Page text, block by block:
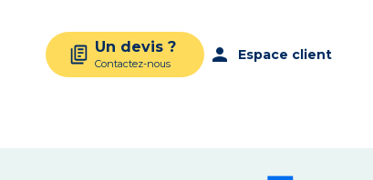
Un devis ?
Contactez-nous person Espace client